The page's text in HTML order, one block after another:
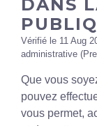
DANS
Vérifié le 11 Aug
administrative
Que vous
pouvez
vous permet,